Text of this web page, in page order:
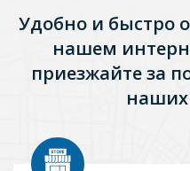
Удобно и быстро
нашем
приезжайте за
наших